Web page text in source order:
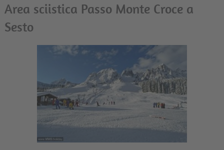
Area sciistica Passo Monte Croce a
Sesto